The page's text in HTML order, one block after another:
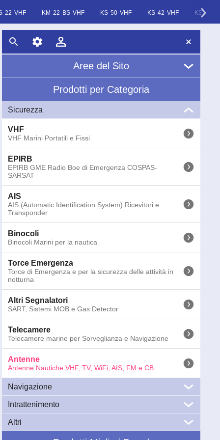
22 VHF KM 22 BS VHF KS 50 VHF KS 42 VHF KS 43
130-0916 Scout KM-3F VHF 3dB 90 cm - Testa Albero - Fibra
GTIN13:8052990120291; Peso:0.5kg; Dimensioni:110x7x
130-0918 Scout KM-3F/20mKit con 20m di Cavo e 2 x PL259
Prezzi IVA
Aree del Sito
Chi Siamo
News
Glossario
Prodotti per Categoria
Sicurezza
VHF
VHF Marini Portatili e Fissi
EPIRB
EPIRB GME Radio Boe di Emergenza COSPAS-
SARSAT
AIS
AIS (Automatic Identification System) Ricevitori e
Transponder
Binocoli
Binocoli Marini per la nautica
Torce Emergenza
Torce di Emergenza e per la sicurezza delle attività in
notturna
Altri Segnalatori
SART, Sistemi MOB e Gas Detector
Telecamere
Telecamere marine per Sorveglianza e Navigazione
Antenne
Antenne Nautiche VHF, TV, WiFi, AIS, FM e CB
Navigazione
GPS Nautici
GPS Nautici e Plotter Cartografici Multifunzione
Intrattenimento
Audio
Audio Marino: Impianti Stereo di Bordo per
Altri